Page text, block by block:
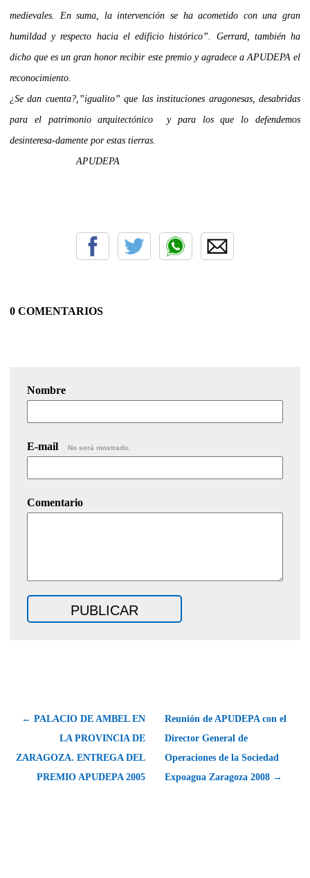
medievales. En suma, la intervención se ha acometido con una gran
humildad y respecto hacia el edificio histórico”. Gerrard, también ha
dicho que es un gran honor recibir este premio y agradece a APUDEPA el
reconocimiento.
¿Se dan cuenta?,”igualito” que las instituciones aragonesas, desabridas
para el patrimonio arquitectónico y para los que lo defendemos
desinteresa-damente por estas tierras.
APUDEPA
0 COMENTARIOS
Nombre
E-mail No será mostrado.
Comentario
← PALACIO DE AMBEL EN
LA PROVINCIA DE
ZARAGOZA. ENTREGA DEL
PREMIO APUDEPA 2005
Reunión de APUDEPA con el
Director General de
Operaciones de la Sociedad
Expoagua Zaragoza 2008 →